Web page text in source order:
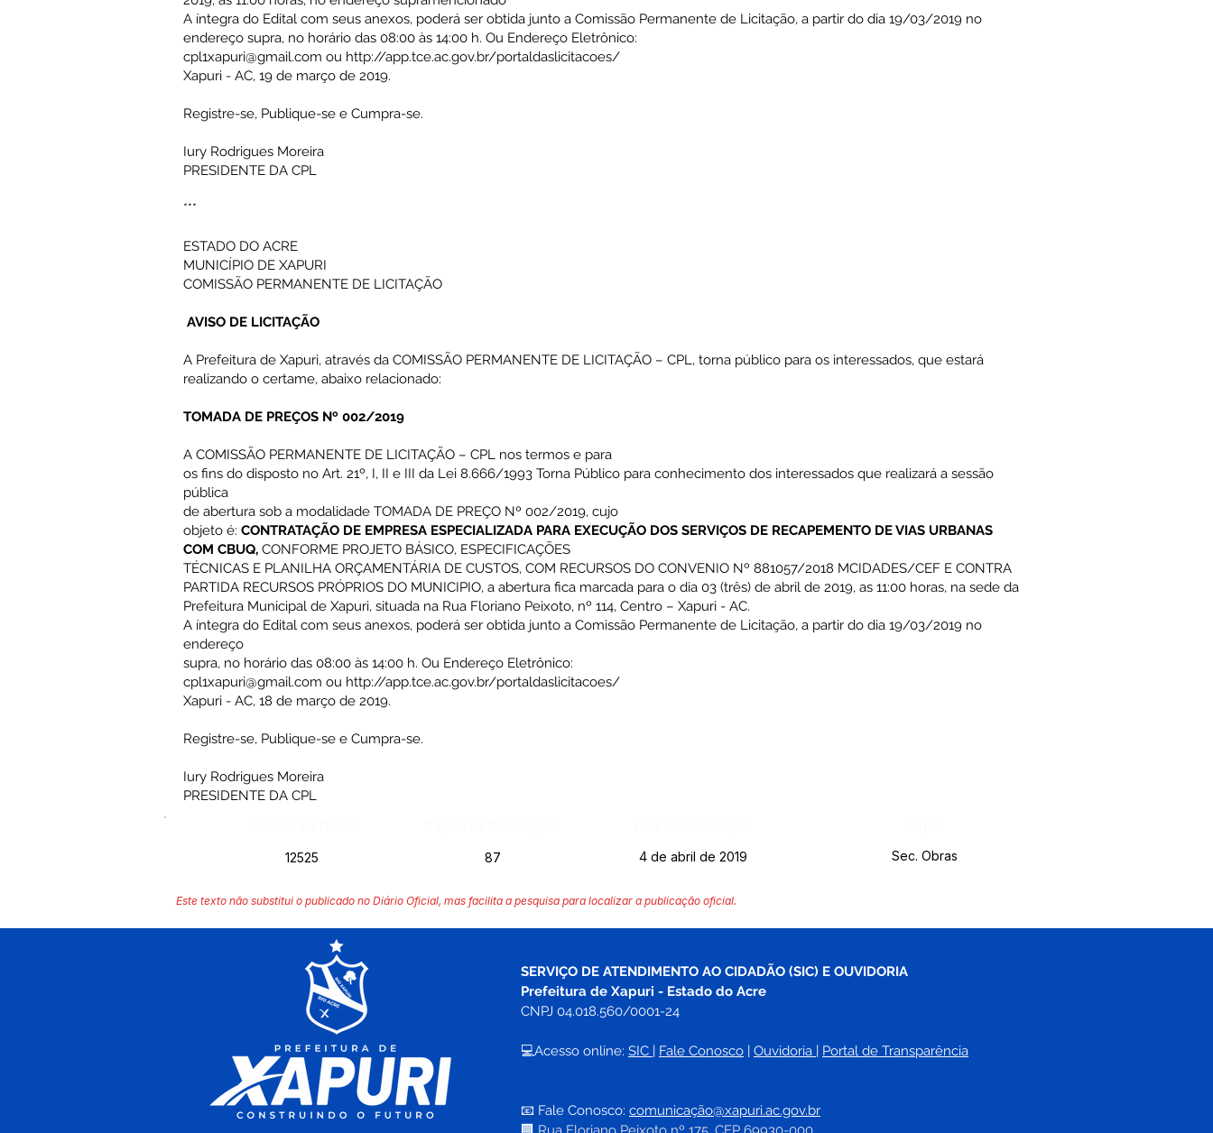
A íntegra do Edital com seus anexos, poderá ser obtida junto a Comissão Permanente de Licitação, a partir do dia 19/03/2019 no
endereço supra, no horário das 08:00 às 14:00 h. Ou Endereço Eletrônico:
cpl1xapuri@gmail.com ou http://app.tce.ac.gov.br/portaldaslicitacoes/
Xapuri - AC, 19 de março de 2019.
Registre-se, Publique-se e Cumpra-se.
Iury Rodrigues Moreira
PRESIDENTE DA CPL
***
ESTADO DO ACRE
MUNICÍPIO DE XAPURI
COMISSÃO PERMANENTE DE LICITAÇÃO
AVISO DE LICITAÇÃO
A Prefeitura de Xapuri, através da COMISSÃO PERMANENTE DE LICITAÇÃO – CPL, torna público para os interessados, que estará
realizando o certame, abaixo relacionado:
TOMADA DE PREÇOS Nº 002/2019
A COMISSÃO PERMANENTE DE LICITAÇÃO – CPL nos termos e para
os fins do disposto no Art. 21º, I, II e III da Lei 8.666/1993 Torna Público para conhecimento dos interessados que realizará a sessão
pública
de abertura sob a modalidade TOMADA DE PREÇO Nº 002/2019, cujo
objeto é: CONTRATAÇÃO DE EMPRESA ESPECIALIZADA PARA EXECUÇÃO DOS SERVIÇOS DE RECAPEMENTO DE VIAS URBANAS
COM CBUQ, CONFORME PROJETO BÁSICO, ESPECIFICAÇÕES
TÉCNICAS E PLANILHA ORÇAMENTÁRIA DE CUSTOS, COM RECURSOS DO CONVENIO Nº 881057/2018 MCIDADES/CEF E CONTRA
PARTIDA RECURSOS PRÓPRIOS DO MUNICIPIO, a abertura fica marcada para o dia 03 (três) de abril de 2019, as 11:00 horas, na sede da
Prefeitura Municipal de Xapuri, situada na Rua Floriano Peixoto, nº 114, Centro – Xapuri - AC.
A íntegra do Edital com seus anexos, poderá ser obtida junto a Comissão Permanente de Licitação, a partir do dia 19/03/2019 no
endereço
supra, no horário das 08:00 às 14:00 h. Ou Endereço Eletrônico:
cpl1xapuri@gmail.com ou http://app.tce.ac.gov.br/portaldaslicitacoes/
Xapuri - AC, 18 de março de 2019.
Registre-se, Publique-se e Cumpra-se.
Iury Rodrigues Moreira
PRESIDENTE DA CPL
12525 87 4 de abril de 2019 Sec. Obras
Este texto não substitui o publicado no Diário Oficial, mas facilita a pesquisa para localizar a publicação oficial.
SERVIÇO DE ATENDIMENTO AO CIDADÃO (SIC) E OUVIDORIA
Prefeitura de Xapuri - Estado do Acre
CNPJ 04.018.560/0001-24
💻Acesso online: SIC | Fale Conosco | Ouvidoria | Portal de Transparência
📧 Fale Conosco: comunicação@xapuri.ac.gov.br